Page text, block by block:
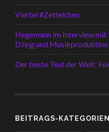
Viertel #Zettelchen
Hegemann im Interview mit
DJing und Musikproduktion
Der beste Text der Welt:
BEITRAGS-KATEGORIEN